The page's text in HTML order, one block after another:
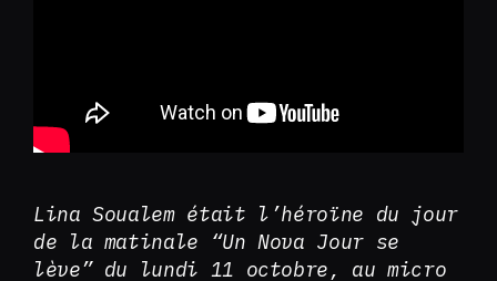
Lina Soualem était l’héroïne du jour
de la matinale “Un Nova Jour se
lève” du lundi 11 octobre, au micro